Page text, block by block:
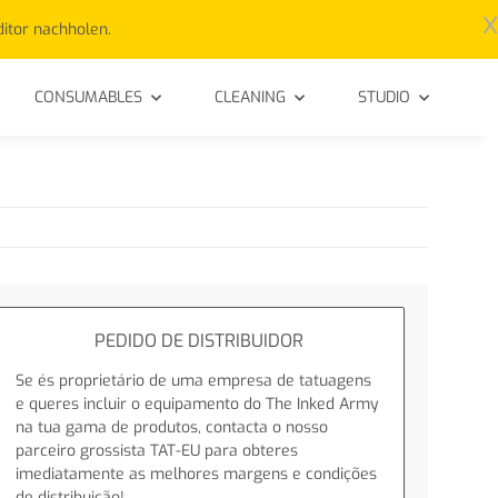
x
nachholen.
CONSUMABLES CLEANING STUDIO
PEDIDO DE DISTRIBUIDOR
Se és proprietário de uma empresa de tatuagens
e queres incluir o equipamento do The Inked Army
na tua gama de produtos, contacta o nosso
parceiro grossista TAT-EU para obteres
imediatamente as melhores margens e condições